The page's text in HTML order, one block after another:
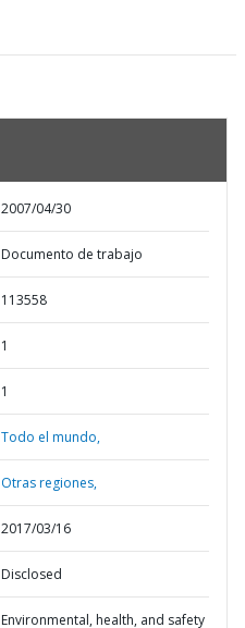
2007/04/30
Documento de trabajo
113558
1
1
Todo el mundo,
Otras regiones,
2017/03/16
Disclosed
Environmental, health, and safety